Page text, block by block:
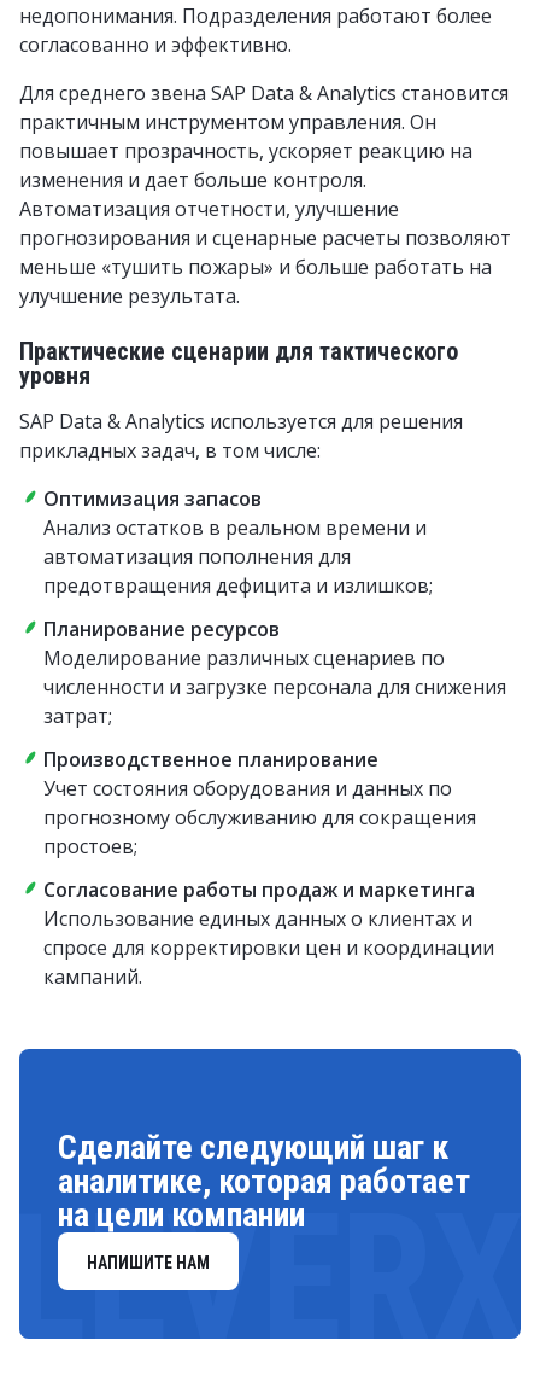
недопонимания. Подразделения работают более
согласованно и эффективно.
Для среднего звена SAP Data & Analytics становится
практичным инструментом управления. Он
повышает прозрачность, ускоряет реакцию на
изменения и дает больше контроля.
Автоматизация отчетности, улучшение
прогнозирования и сценарные расчеты позволяют
меньше «тушить пожары» и больше работать на
улучшение результата.
Практические сценарии для тактического
уровня
SAP Data & Analytics используется для решения
прикладных задач, в том числе:
Оптимизация запасов
Анализ остатков в реальном времени и
автоматизация пополнения для
предотвращения дефицита и излишков;
Планирование ресурсов
Моделирование различных сценариев по
численности и загрузке персонала для снижения
затрат;
Производственное планирование
Учет состояния оборудования и данных по
прогнозному обслуживанию для сокращения
простоев;
Согласование работы продаж и маркетинга
Использование единых данных о клиентах и
спросе для корректировки цен и координации
кампаний.
LEVERX
Сделайте следующий шаг к
аналитике, которая работает
на цели компании
НАПИШИТЕ НАМ